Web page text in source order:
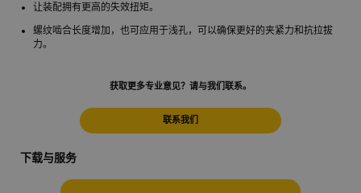
让装配拥有更高的失效扭矩。
螺纹啮合长度增加，也可应用于浅孔，可以确保更好的夹紧力和抗拉拔
力。
获取更多专业意见？请与我们联系。
联系我们
下载与服务